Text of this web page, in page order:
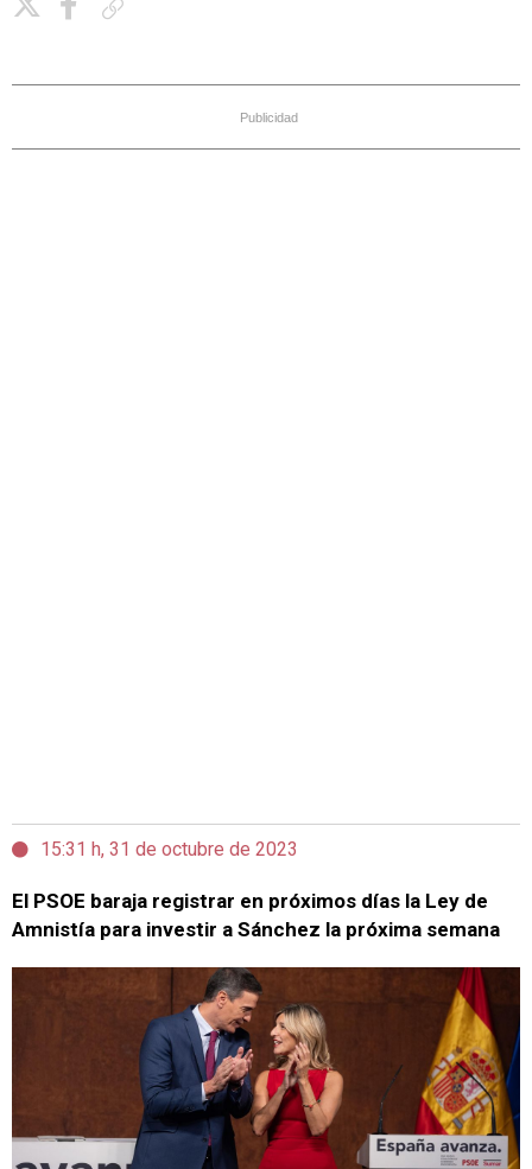
Publicidad
15:31 h, 31 de octubre de 2023
El PSOE baraja registrar en próximos días la Ley de
Amnistía para investir a Sánchez la próxima semana